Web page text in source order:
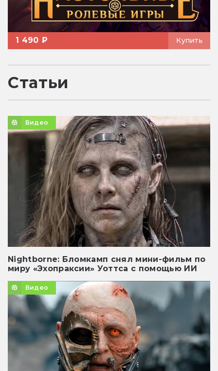
1 490 ₽ Купить
Статьи
Видео
Nightborne: Бломкамп снял мини-фильм по
миру «Эхопраксии» Уоттса с помощью ИИ
Видео